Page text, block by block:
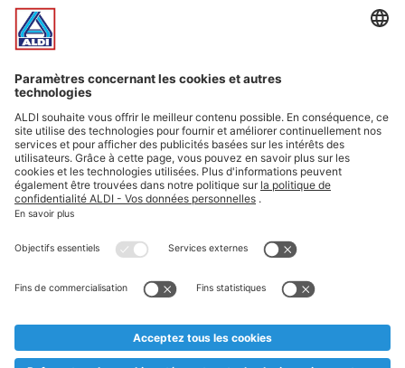
Offres
Infos essentielles
Suivez ALDI Belgique
Textes marqués d'un astérisque et mentions légales
* Nous vendons ces articles temporairement et jusqu'à
au cas où, malgré le planning bien étudié, nous serions
prématurément en rupture de stock. Prix Recupel et TVA incl.
** Sur ce site, l’utilisation de la forme masculine a été adoptée